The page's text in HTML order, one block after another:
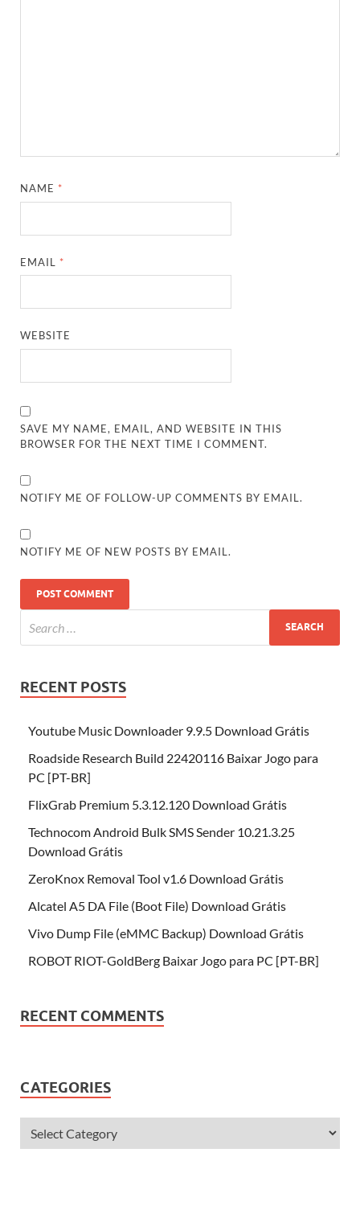
NAME *
EMAIL *
WEBSITE
SAVE MY NAME, EMAIL, AND WEBSITE IN THIS
BROWSER FOR THE NEXT TIME I COMMENT.
NOTIFY ME OF FOLLOW-UP COMMENTS BY EMAIL.
NOTIFY ME OF NEW POSTS BY EMAIL.
RECENT POSTS
Youtube Music Downloader 9.9.5 Download Grátis
Roadside Research Build 22420116 Baixar Jogo para
PC [PT-BR]
FlixGrab Premium 5.3.12.120 Download Grátis
Technocom Android Bulk SMS Sender 10.21.3.25
Download Grátis
ZeroKnox Removal Tool v1.6 Download Grátis
Alcatel A5 DA File (Boot File) Download Grátis
Vivo Dump File (eMMC Backup) Download Grátis
ROBOT RIOT-GoldBerg Baixar Jogo para PC [PT-BR]
RECENT COMMENTS
CATEGORIES